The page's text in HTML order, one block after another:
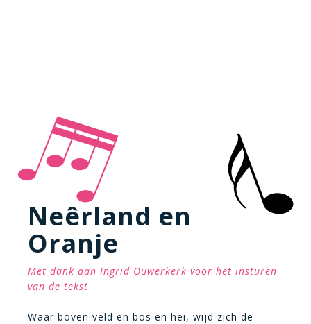
Neêrland en
Oranje
Met dank aan Ingrid Ouwerkerk voor het insturen
van de tekst
Waar boven veld en bos en hei, wijd zich de